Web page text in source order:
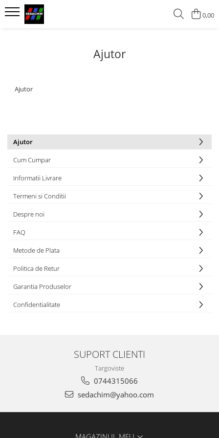
acoperisuri
0,00
Ajutor
Ajutor
Ajutor
Cum Cumpar
Informatii Livrare
Termeni si Conditii
Despre noi
FAQ
Metode de Plata
Politica de Retur
Garantia Produselor
Confidentialitate
SUPORT CLIENTI
Targoviste
0744315066
sedachim@yahoo.com